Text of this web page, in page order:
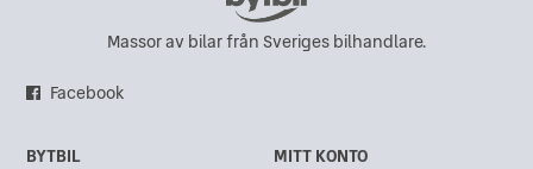
Massor av bilar från Sveriges bilhandlare.
Facebook
BYTBIL MITT KONTO